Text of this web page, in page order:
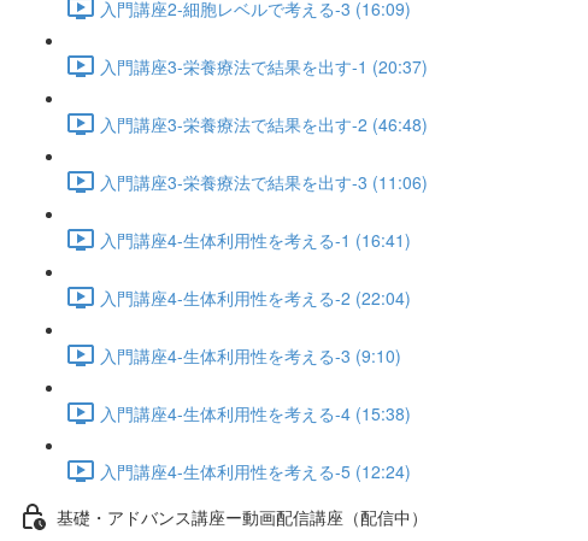
入門講座2-細胞レベルで考える-3 (16:09)
入門講座3-栄養療法で結果を出す-1 (20:37)
入門講座3-栄養療法で結果を出す-2 (46:48)
入門講座3-栄養療法で結果を出す-3 (11:06)
入門講座4-生体利用性を考える-1 (16:41)
入門講座4-生体利用性を考える-2 (22:04)
入門講座4-生体利用性を考える-3 (9:10)
入門講座4-生体利用性を考える-4 (15:38)
入門講座4-生体利用性を考える-5 (12:24)
基礎・アドバンス講座ー動画配信講座（配信中）